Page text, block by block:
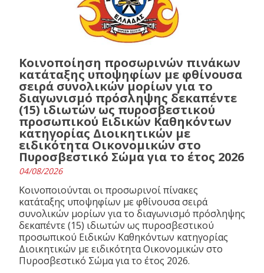
Κοινοποίηση προσωρινών πινάκων
κατάταξης υποψηφίων με φθίνουσα
σειρά συνολικών μορίων για το
διαγωνισμό πρόσληψης δεκαπέντε
(15) ιδιωτών ως πυροσβεστικού
προσωπικού Ειδικών Καθηκόντων
κατηγορίας Διοικητικών με
ειδικότητα Οικονομικών στο
Πυροσβεστικό Σώμα για το έτος 2026
04/08/2026
Κοινοποιούνται οι προσωρινοί πίνακες
κατάταξης υποψηφίων με φθίνουσα σειρά
συνολικών μορίων για το διαγωνισμό πρόσληψης
δεκαπέντε (15) ιδιωτών ως πυροσβεστικού
προσωπικού Ειδικών Καθηκόντων κατηγορίας
Διοικητικών με ειδικότητα Οικονομικών στο
Πυροσβεστικό Σώμα για το έτος 2026.